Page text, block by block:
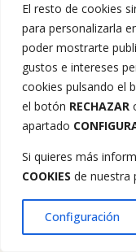
El resto de cookies
para personalizarla
poder mostrarte
gustos e intereses
cookies pulsando el
el botón RECHAZAR
apartado
Si quieres más
COOKIES de nuestra
Configuración
Aviso Legal
Política de
Política de cookies